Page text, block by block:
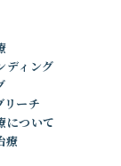
ディング
リーチ
について
療